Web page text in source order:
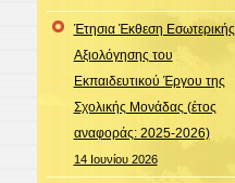
Έτησια Έκθεση Εσωτερικής
Αξιολόγησης του
Εκπαιδευτικού Έργου της
Σχολικής Μονάδας (έτος
αναφοράς: 2025-2026)
14 Ιουνίου 2026